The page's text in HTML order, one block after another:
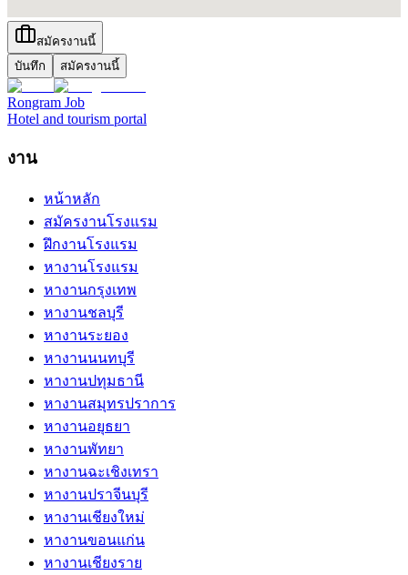
สมัครงานนี้
บันทึก
สมัครงานนี้
Rongram Job
Hotel and tourism portal
งาน
หน้าหลัก
สมัครงานโรงแรม
ฝึกงานโรงแรม
หางานโรงแรม
หางานกรุงเทพ
หางานชลบุรี
หางานระยอง
หางานนนทบุรี
หางานปทุมธานี
หางานสมุทรปราการ
หางานอยุธยา
หางานพัทยา
หางานฉะเชิงเทรา
หางานปราจีนบุรี
หางานเชียงใหม่
หางานขอนแก่น
หางานเชียงราย